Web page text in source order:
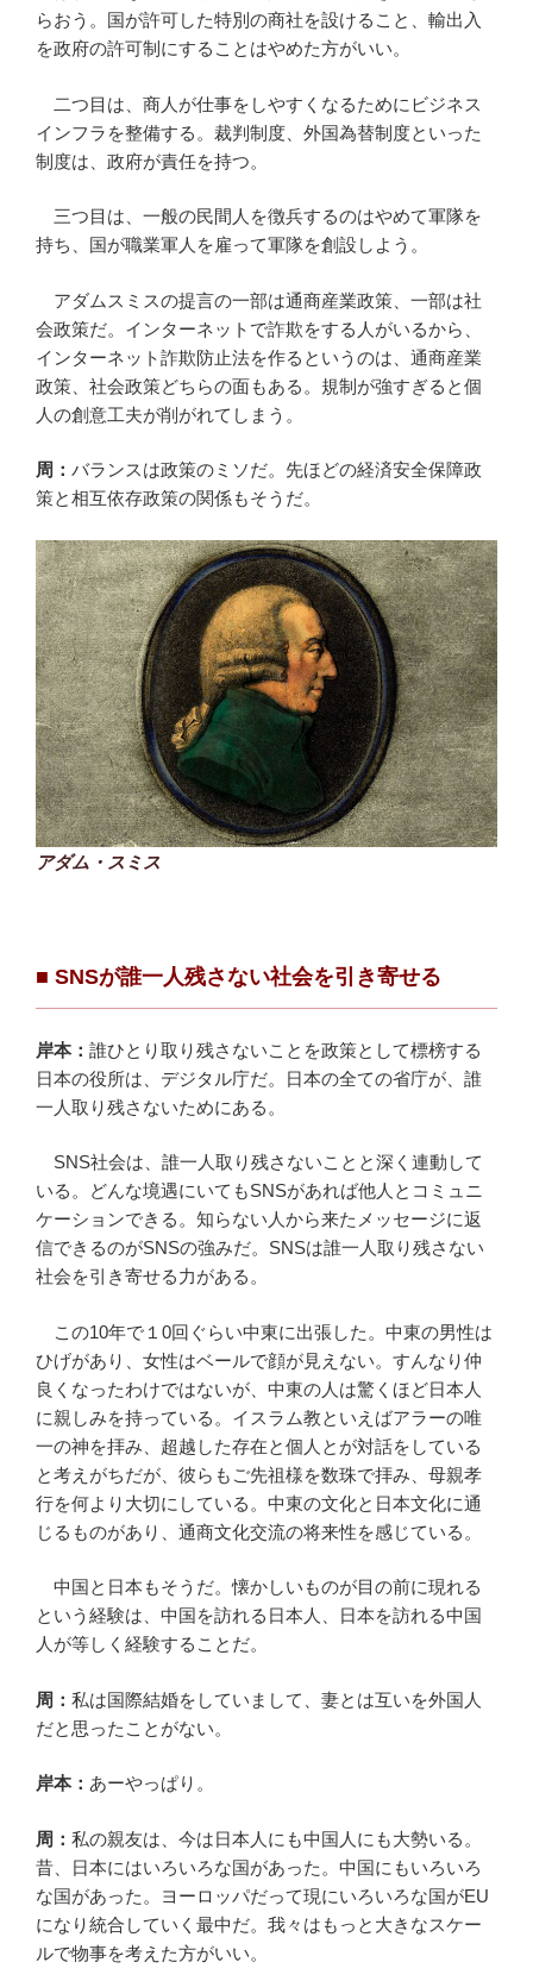
らおう。国が許可した特別の商社を設けること、輸出入
を政府の許可制にすることはやめた方がいい。
二つ目は、商人が仕事をしやすくなるためにビジネス
インフラを整備する。裁判制度、外国為替制度といった
制度は、政府が責任を持つ。
三つ目は、一般の民間人を徴兵するのはやめて軍隊を
持ち、国が職業軍人を雇って軍隊を創設しよう。
アダムスミスの提言の一部は通商産業政策、一部は社
会政策だ。インターネットで詐欺をする人がいるから、
インターネット詐欺防止法を作るというのは、通商産業
政策、社会政策どちらの面もある。規制が強すぎると個
人の創意工夫が削がれてしまう。
周： バランスは政策のミソだ。先ほどの経済安全保障政
策と相互依存政策の関係もそうだ。
アダム・スミス
■ SNSが誰一人残さない社会を引き寄せる
岸本： 誰ひとり取り残さないことを政策として標榜する
日本の役所は、デジタル庁だ。日本の全ての省庁が、誰
一人取り残さないためにある。
SNS社会は、誰一人取り残さないことと深く連動して
いる。どんな境遇にいてもSNSがあれば他人とコミュニ
ケーションできる。知らない人から来たメッセージに返
信できるのがSNSの強みだ。SNSは誰一人取り残さない
社会を引き寄せる力がある。
この10年で１0回ぐらい中東に出張した。中東の男性は
ひげがあり、女性はベールで顔が見えない。すんなり仲
良くなったわけではないが、中東の人は驚くほど日本人
に親しみを持っている。イスラム教といえばアラーの唯
一の神を拝み、超越した存在と個人とが対話をしている
と考えがちだが、彼らもご先祖様を数珠で拝み、母親孝
行を何より大切にしている。中東の文化と日本文化に通
じるものがあり、通商文化交流の将来性を感じている。
中国と日本もそうだ。懐かしいものが目の前に現れる
という経験は、中国を訪れる日本人、日本を訪れる中国
人が等しく経験することだ。
周： 私は国際結婚をしていまして、妻とは互いを外国人
だと思ったことがない。
岸本： あーやっぱり。
周： 私の親友は、今は日本人にも中国人にも大勢いる。
昔、日本にはいろいろな国があった。中国にもいろいろ
な国があった。ヨーロッパだって現にいろいろな国がEU
になり統合していく最中だ。我々はもっと大きなスケー
ルで物事を考えた方がいい。